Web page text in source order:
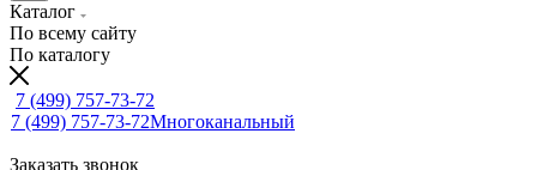
Каталог
По всему сайту
По каталогу
7 (499) 757-73-72
7 (499) 757-73-72Многоканальный
Заказать звонок